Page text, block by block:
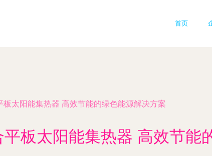
首页
板太阳能集热器 高效节能的绿色能源解决方案
板太阳能集热器 高效节能